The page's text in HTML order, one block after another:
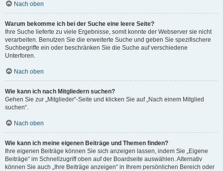
Nach oben
Warum bekomme ich bei der Suche eine leere Seite?
Ihre Suche lieferte zu viele Ergebnisse, somit konnte der Webserver sie nicht
verarbeiten. Benutzen Sie die erweiterte Suche und geben Sie spezifischere
Suchbegriffe ein oder beschränken Sie die Suche auf verschiedene
Unterforen.
Nach oben
Wie kann ich nach Mitgliedern suchen?
Gehen Sie zur „Mitglieder“-Seite und klicken Sie auf „Nach einem Mitglied
suchen“.
Nach oben
Wie kann ich meine eigenen Beiträge und Themen finden?
Ihre eigenen Beiträge können Sie sich anzeigen lassen, indem Sie „Eigene
Beiträge“ im Schnellzugriff oben auf der Boardseite auswählen. Alternativ
können Sie auch „Ihre Beiträge anzeigen“ in Ihrem persönlichen Bereich oder